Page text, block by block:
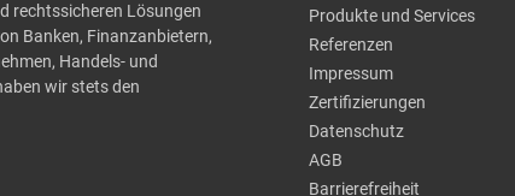
rechtssicheren Lösungen
Banken, Finanzanbietern,
Handels- und
wir stets den
Produkte und Services
Referenzen
Impressum
Zertifizierungen
Datenschutz
AGB
Barrierefreiheit